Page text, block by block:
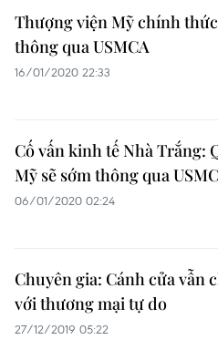
Thượng viện Mỹ chính
thông qua USMCA
16/01/2020 22:33
Cố vấn kinh tế Nhà Trắng:
Mỹ sẽ sớm thông qua
06/01/2020 02:24
Chuyên gia: Cánh cửa vẫn
với thương mại tự do
27/12/2019 05:22